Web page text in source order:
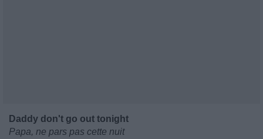
Daddy don't go out tonight
Papa, ne pars pas cette nuit